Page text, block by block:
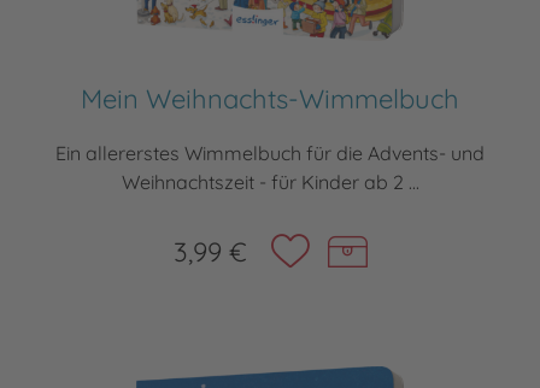
Mein Weihnachts-Wimmelbuch
Ein allererstes Wimmelbuch für die Advents- und
Weihnachtszeit - für Kinder ab 2 ...
3,99 €